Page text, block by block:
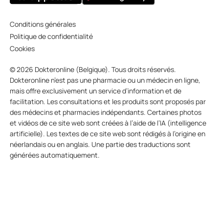
Conditions générales
Politique de confidentialité
Cookies
© 2026 Dokteronline (Belgique). Tous droits réservés.
Dokteronline n’est pas une pharmacie ou un médecin en ligne,
mais offre exclusivement un service d’information et de
facilitation. Les consultations et les produits sont proposés par
des médecins et pharmacies indépendants. Certaines photos
et vidéos de ce site web sont créées à l’aide de l’IA (intelligence
artificielle). Les textes de ce site web sont rédigés à l’origine en
néerlandais ou en anglais. Une partie des traductions sont
générées automatiquement.